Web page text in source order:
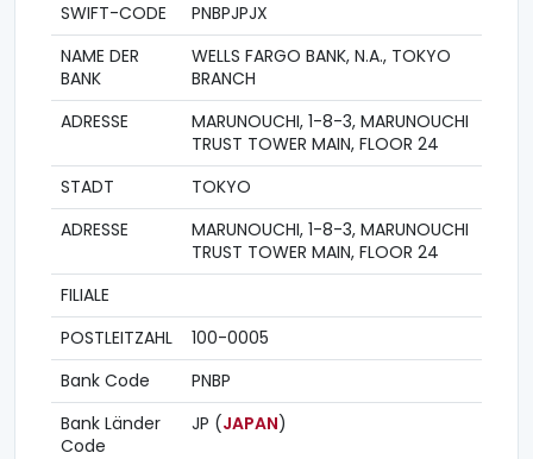
SWIFT-CODE
PNBPJPJX
NAME DER
BANK
WELLS FARGO BANK, N.A., TOKYO
BRANCH
ADRESSE
MARUNOUCHI, 1-8-3, MARUNOUCHI
TRUST TOWER MAIN, FLOOR 24
STADT
TOKYO
ADRESSE
MARUNOUCHI, 1-8-3, MARUNOUCHI
TRUST TOWER MAIN, FLOOR 24
FILIALE
POSTLEITZAHL
100-0005
Bank Code
PNBP
Bank Länder
Code
JP (JAPAN)